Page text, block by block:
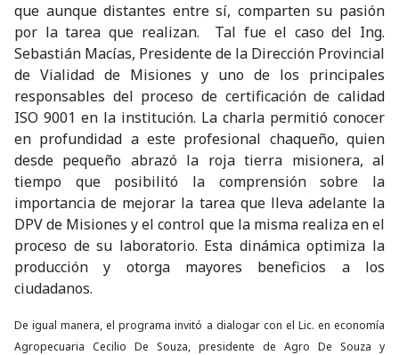
que aunque distantes entre sí, comparten su pasión
por la tarea que realizan. Tal fue el caso del Ing.
Sebastián Macías, Presidente de la Dirección Provincial
de Vialidad de Misiones y uno de los principales
responsables del proceso de certificación de calidad
ISO 9001 en la institución. La charla permitió conocer
en profundidad a este profesional chaqueño, quien
desde pequeño abrazó la roja tierra misionera, al
tiempo que posibilitó la comprensión sobre la
importancia de mejorar la tarea que lleva adelante la
DPV de Misiones y el control que la misma realiza en el
proceso de su laboratorio. Esta dinámica optimiza la
producción y otorga mayores beneficios a los
ciudadanos.
De igual manera, el programa invitó a dialogar con el Lic. en economía
Agropecuaria Cecilio De Souza, presidente de Agro De Souza y